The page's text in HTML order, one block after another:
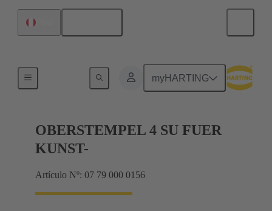
myHARTING
Herramienta para har.bus HM de 2 mm
OBERSTEMPEL 4 SU FUER
KUNST-
Artículo Nº: 07 79 000 0156